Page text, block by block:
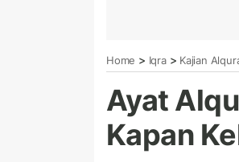
Home > Iqra> Kajian
Ayat
Kapan